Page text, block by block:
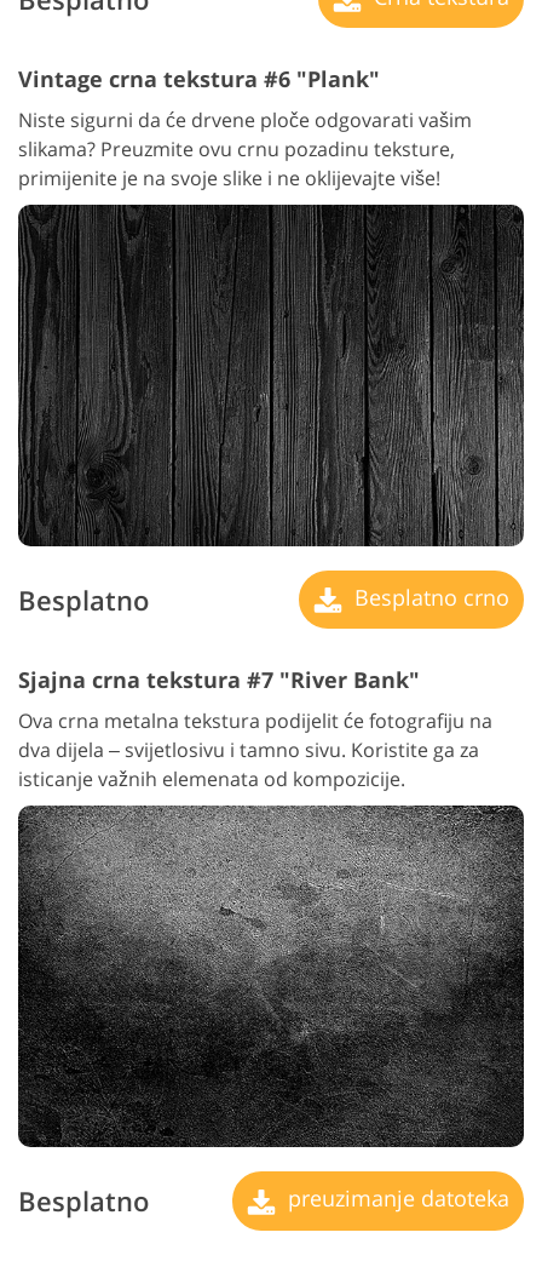
Vintage crna tekstura #6 "Plank"
Niste sigurni da će drvene ploče odgovarati vašim
slikama? Preuzmite ovu crnu pozadinu teksture,
primijenite je na svoje slike i ne oklijevajte više!
Besplatno Besplatno crno
Sjajna crna tekstura #7 "River Bank"
Ova crna metalna tekstura podijelit će fotografiju na
dva dijela ‒ svijetlosivu i tamno sivu. Koristite ga za
isticanje važnih elemenata od kompozicije.
Besplatno preuzimanje datoteka